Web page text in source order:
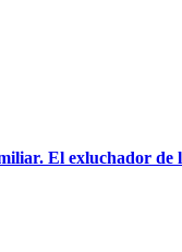
El exluchador